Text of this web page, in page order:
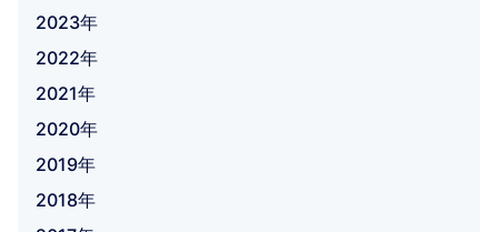
2023年
2022年
2021年
2020年
2019年
2018年